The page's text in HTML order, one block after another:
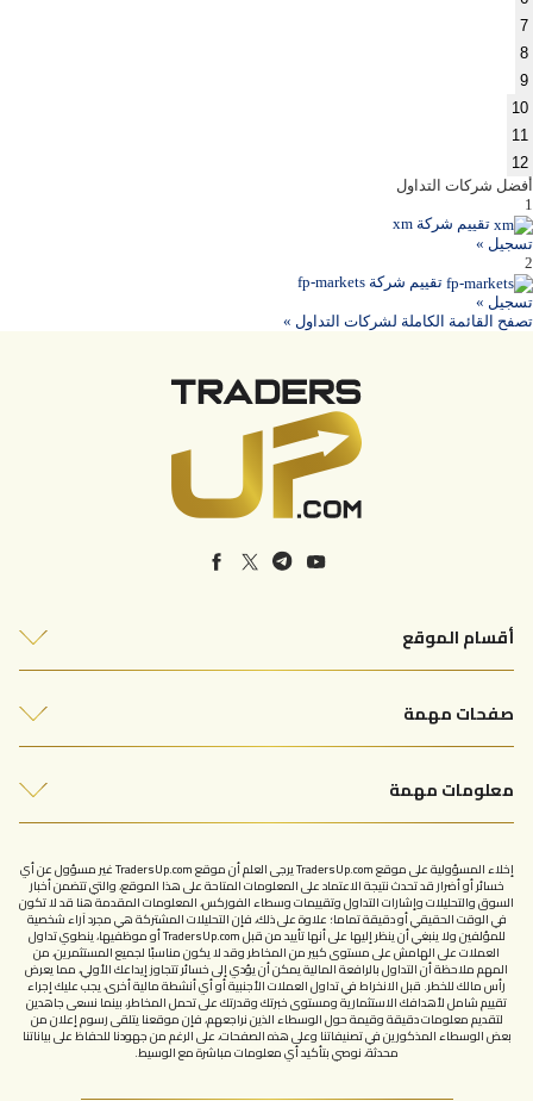
7
8
9
10
11
12
أفضل شركات التداول
1
تقييم شركة xm
تسجيل »
2
تقييم شركة fp-markets
تسجيل »
تصفح القائمة الكاملة لشركات التداول »
أقسام الموقع
التحليلات الفنية
صفحات مهمة
اتصل بنا
معلومات مهمة
شروط الاستخدام
إخلاء المسؤولية على موقع TradersUp.com يرجى العلم أن موقع TradersUp.com غير مسؤول عن أي
خسائر أو أضرار قد تحدث نتيجة الاعتماد على المعلومات المتاحة على هذا الموقع، والتي تتضمن أخبار
السوق والتحليلات وإشارات التداول وتقييمات وسطاء الفوركس، المعلومات المقدمة هنا قد لا تكون
في الوقت الحقيقي أو دقيقة تماما؛ علاوة على ذلك، فإن التحليلات المشتركة هي مجرد آراء شخصية
للمؤلفين ولا ينبغي أن ينظر إليها على أنها تأييد من قبل TradersUp.com أو موظفيها، ينطوي تداول
العملات على الهامش على مستوى كبير من المخاطر وقد لا يكون مناسبًا لجميع المستثمرين، من
المهم ملاحظة أن التداول بالرافعة المالية يمكن أن يؤدي إلى خسائر تتجاوز إيداعك الأولي، مما يعرض
رأس مالك للخطر. قبل الانخراط في تداول العملات الأجنبية أو أي أنشطة مالية أخرى، يجب عليك إجراء
تقييم شامل لأهدافك الاستثمارية ومستوى خبرتك وقدرتك على تحمل المخاطر، بينما نسعى جاهدين
لتقديم معلومات دقيقة وقيمة حول الوسطاء الذين نراجعهم، فإن موقعنا يتلقى رسوم إعلان من
بعض الوسطاء المذكورين في تصنيفاتنا وعلى هذه الصفحات، على الرغم من جهودنا للحفاظ على بياناتنا
محدثة، نوصي بتأكيد أي معلومات مباشرة مع الوسيط.